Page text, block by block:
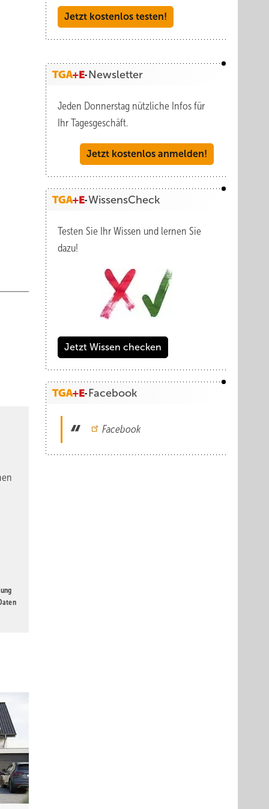
über
3
Jetzt kostenlos testen!
Newsletter
Jeden Donnerstag nützliche Infos für
Ihr Tagesgeschäft.
Jetzt kostenlos anmelden!
WissensCheck
Testen Sie Ihr Wissen und lernen Sie
dazu!
Jetzt Wissen checken
Facebook
Facebook